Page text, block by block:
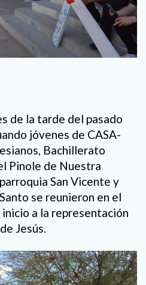
de la tarde del pasado
jóvenes de CASA-
Bachillerato
Pinole de Nuestra
San Vicente y
se reunieron en el
a la representación
Jesús.